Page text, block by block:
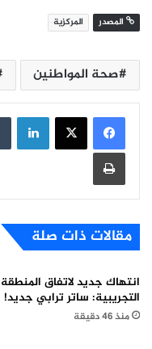
المصدر المركزية
صحة المواطنين
طباعة
مقالات ذات صلة
انتهاك جديد لاتفاق المنطقة
التجريبية: ساتر ترابي جديد!
منذ 46 دقيقة